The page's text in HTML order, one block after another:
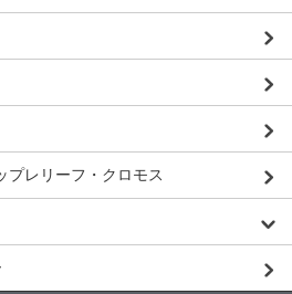
プレリーフ・クロモス